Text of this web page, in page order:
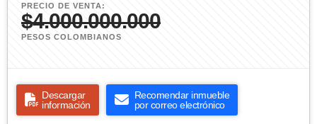
PRECIO DE VENTA:
$4.000.000.000
PESOS COLOMBIANOS
Descargar
información
Recomendar inmueble
por correo electrónico